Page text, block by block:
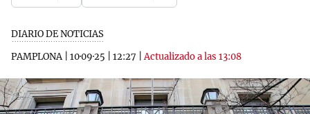
DIARIO DE NOTICIAS
PAMPLONA| 10·09·25 12:27 |Actualizado a las 13:08